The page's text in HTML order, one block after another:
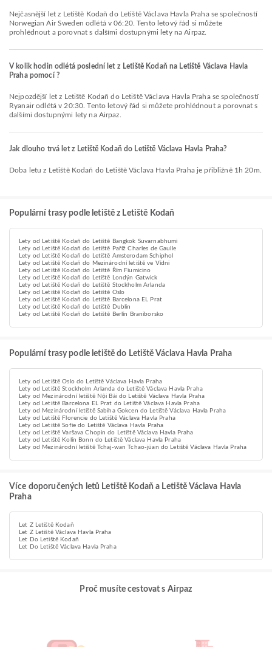
Nejčasnější let z Letiště Kodaň do Letiště Václava Havla Praha se společností
Norwegian Air Sweden odlétá v 06:20. Tento letový řád si můžete
prohlédnout a porovnat s dalšími dostupnými lety na Airpaz.
V kolik hodin odlétá poslední let z Letiště Kodaň na Letiště Václava Havla
Praha pomocí ?
Nejpozdější let z Letiště Kodaň do Letiště Václava Havla Praha se společností
Ryanair odlétá v 20:30. Tento letový řád si můžete prohlédnout a porovnat s
dalšími dostupnými lety na Airpaz.
Jak dlouho trvá let z Letiště Kodaň do Letiště Václava Havla Praha?
Doba letu z Letiště Kodaň do Letiště Václava Havla Praha je přibližně 1h 20m.
Populární trasy podle letiště z Letiště Kodaň
Lety od Letiště Kodaň do Letiště Bangkok Suvarnabhumi
Lety od Letiště Kodaň do Letiště Paříž Charles de Gaulle
Lety od Letiště Kodaň do Letiště Amsterodam Schiphol
Lety od Letiště Kodaň do Mezinárodní letiště ve Vídni
Lety od Letiště Kodaň do Letiště Řím Fiumicino
Lety od Letiště Kodaň do Letiště Londýn Gatwick
Lety od Letiště Kodaň do Letiště Stockholm Arlanda
Lety od Letiště Kodaň do Letiště Oslo
Lety od Letiště Kodaň do Letiště Barcelona EL Prat
Lety od Letiště Kodaň do Letiště Dublin
Lety od Letiště Kodaň do Letiště Berlín Braniborsko
Populární trasy podle letiště do Letiště Václava Havla Praha
Lety od Letiště Oslo do Letiště Václava Havla Praha
Lety od Letiště Stockholm Arlanda do Letiště Václava Havla Praha
Lety od Mezinárodní letiště Nội Bài do Letiště Václava Havla Praha
Lety od Letiště Barcelona EL Prat do Letiště Václava Havla Praha
Lety od Mezinárodní letiště Sabiha Gokcen do Letiště Václava Havla Praha
Lety od Letiště Florencie do Letiště Václava Havla Praha
Lety od Letiště Sofie do Letiště Václava Havla Praha
Lety od Letiště Varšava Chopin do Letiště Václava Havla Praha
Lety od Letiště Kolín Bonn do Letiště Václava Havla Praha
Lety od Mezinárodní letiště Tchaj-wan Tchao-jüan do Letiště Václava Havla Praha
Více doporučených letů Letiště Kodaň a Letiště Václava Havla
Praha
Let Z Letiště Kodaň
Let Z Letiště Václava Havla Praha
Let Do Letiště Kodaň
Let Do Letiště Václava Havla Praha
Proč musíte cestovat s Airpaz